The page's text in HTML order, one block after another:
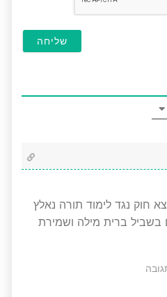
חוק נגד לימוד תורה נאלץ
בשביל ברית מילה ושמירת